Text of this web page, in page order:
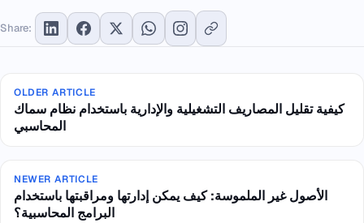
Share:
OLDER ARTICLE
كيفية تقليل المصاريف التشغيلية والإدارية باستخدام نظام سماك
المحاسبي
NEWER ARTICLE
الأصول غير الملموسة: كيف يمكن إدارتها ومراقبتها باستخدام
البرامج المحاسبية؟